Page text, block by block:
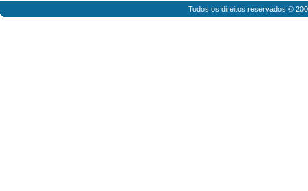
Todos os direitos reservados ©